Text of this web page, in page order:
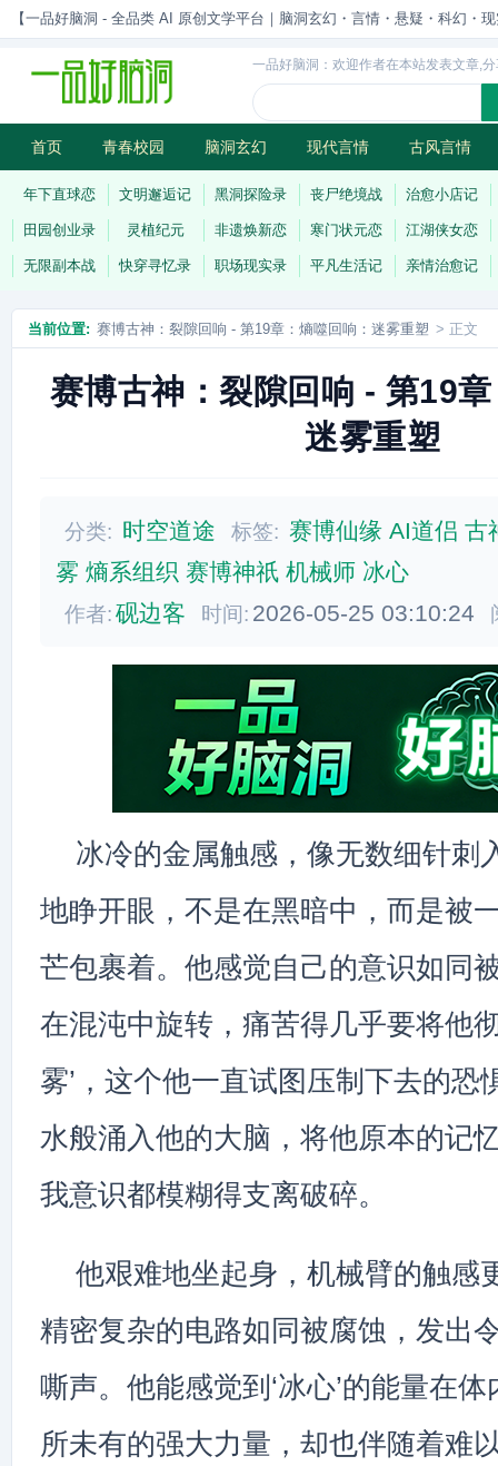
【一品好脑洞 - 全品类 AI 原创文学平台｜脑洞玄幻・言情・悬疑・科幻・
一品好脑洞：欢迎作者在本站发表文章,
首页 青春校园 脑洞玄幻 现代言情 古风言情
历史权谋 武侠江湖 灵异志怪 连载
年下直球恋 文明邂逅记 黑洞探险录 丧尸绝境战 治愈小店记
田园创业录 灵植纪元 非遗焕新恋 寒门状元恋 江湖侠女恋
无限副本战 快穿寻忆录 职场现实录 平凡生活记 亲情治愈记
当前位置: 赛博古神：裂隙回响 - 第19章：熵噬回响：迷雾重塑 > 正文
赛博古神：裂隙回响 - 第19
迷雾重塑
分类: 时空道途 标签: 赛博仙缘 AI道侣 古
雾 熵系组织 赛博神祇 机械师 冰心
作者:砚边客 时间: 2026-05-25 03:10:24
冰冷的金属触感，像无数细针刺
地睁开眼，不是在黑暗中，而是被
芒包裹着。他感觉自己的意识如同
在混沌中旋转，痛苦得几乎要将他
雾’，这个他一直试图压制下去的恐
水般涌入他的大脑，将他原本的记
我意识都模糊得支离破碎。
他艰难地坐起身，机械臂的触感
精密复杂的电路如同被腐蚀，发出
嘶声。他能感觉到‘冰心’的能量在
所未有的强大力量，却也伴随着难